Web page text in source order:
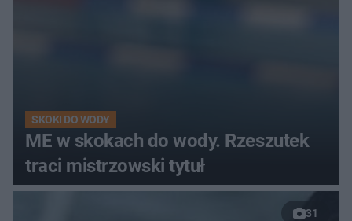
SKOKI DO WODY
ME w skokach do wody. Rzeszutek
traci mistrzowski tytuł
31